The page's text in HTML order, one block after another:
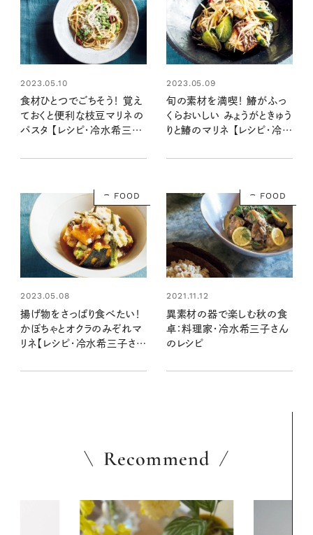
2023.05.10
食材ひとつでごちそう！ 覚え
ておくと便利な枝豆マリネの
パスタ 【レシピ・冷水希三子
2023.05.09
旬の素材を満喫！ 鰆がふっ
くらおいしい みょうがときゅう
りと鰆のマリネ 【レシピ・冷水
FOOD
2023.05.08
揚げ物をさっぱり食べたい！
かぼちゃとオクラのみぞれマ
リネ【レシピ・冷水希三子さ
FOOD
2021.11.12
異素材の器で楽しむ秋の食
卓：料理家・冷水希三子さん
のレシピ
Recommend